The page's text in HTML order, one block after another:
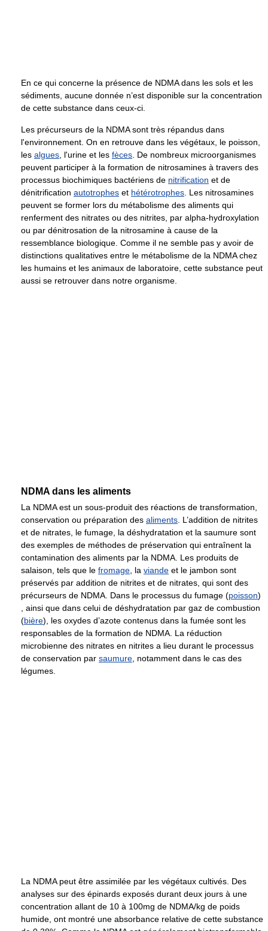
En ce qui concerne la présence de NDMA dans les sols et les
sédiments, aucune donnée n’est disponible sur la concentration
de cette substance dans ceux-ci.
Les précurseurs de la NDMA sont très répandus dans
l'environnement. On en retrouve dans les végétaux, le poisson,
les algues, l'urine et les fèces. De nombreux microorganismes
peuvent participer à la formation de nitrosamines à travers des
processus biochimiques bactériens de nitrification et de
dénitrification autotrophes et hétérotrophes. Les nitrosamines
peuvent se former lors du métabolisme des aliments qui
renferment des nitrates ou des nitrites, par alpha-hydroxylation
ou par dénitrosation de la nitrosamine à cause de la
ressemblance biologique. Comme il ne semble pas y avoir de
distinctions qualitatives entre le métabolisme de la NDMA chez
les humains et les animaux de laboratoire, cette substance peut
aussi se retrouver dans notre organisme.
NDMA dans les aliments
La NDMA est un sous-produit des réactions de transformation,
conservation ou préparation des aliments. L’addition de nitrites
et de nitrates, le fumage, la déshydratation et la saumure sont
des exemples de méthodes de préservation qui entraînent la
contamination des aliments par la NDMA. Les produits de
salaison, tels que le fromage, la viande et le jambon sont
préservés par addition de nitrites et de nitrates, qui sont des
précurseurs de NDMA. Dans le processus du fumage (poisson)
, ainsi que dans celui de déshydratation par gaz de combustion
(bière), les oxydes d’azote contenus dans la fumée sont les
responsables de la formation de NDMA. La réduction
microbienne des nitrates en nitrites a lieu durant le processus
de conservation par saumure, notamment dans le cas des
légumes.
La NDMA peut être assimilée par les végétaux cultivés. Des
analyses sur des épinards exposés durant deux jours à une
concentration allant de 10 à 100mg de NDMA/kg de poids
humide, ont montré une absorbance relative de cette substance